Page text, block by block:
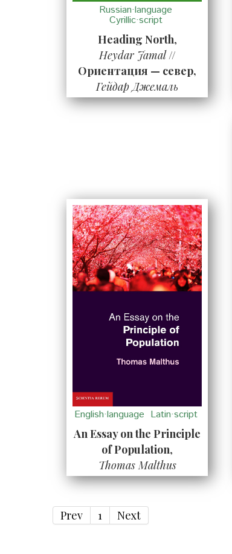
Russian·language
Cyrillic·script
Heading North,
Heydar Jamal//
Ориентация — север,
Гейдар Джемаль
English·language Latin·script
An Essay on the Principle
of Population,
Thomas Malthus
Prev 1 Next